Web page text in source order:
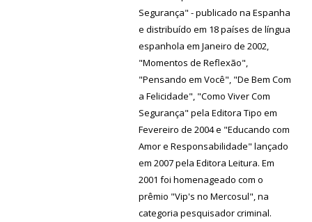
Segurança" - publicado na Espanha
e distribuído em 18 países de língua
espanhola em Janeiro de 2002,
"Momentos de Reflexão",
"Pensando em Você", "De Bem Com
a Felicidade", "Como Viver Com
Segurança" pela Editora Tipo em
Fevereiro de 2004 e "Educando com
Amor e Responsabilidade" lançado
em 2007 pela Editora Leitura. Em
2001 foi homenageado com o
prêmio "Vip's no Mercosul", na
categoria pesquisador criminal.